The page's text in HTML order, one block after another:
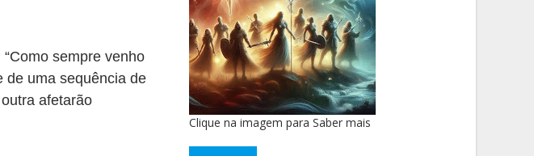
sempre venho
de uma sequência de
afetarão
Clique na imagem para Saber mais